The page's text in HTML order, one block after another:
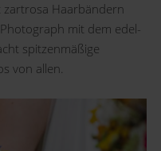
zartrosa Haarbändern
mit dem edel-
spitzenmäßige
von allen.